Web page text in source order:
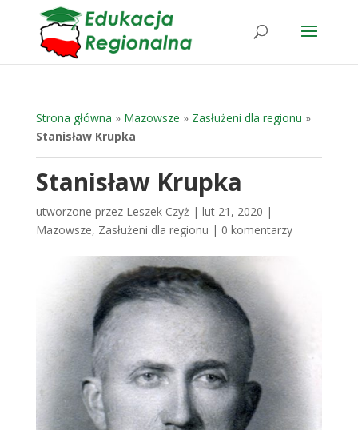
Strona główna » Mazowsze » Zasłużeni dla regionu »
Stanisław Krupka
Stanisław Krupka
utworzone przez Leszek Czyż | lut 21, 2020 |
Mazowsze, Zasłużeni dla regionu | 0 komentarzy